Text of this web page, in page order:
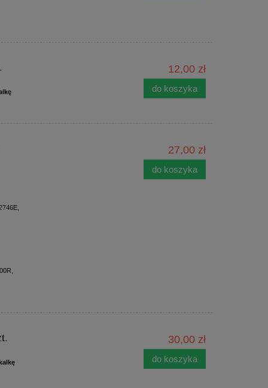
12,00 zł
do koszyka
27,00 zł
do koszyka
30,00 zł
do koszyka